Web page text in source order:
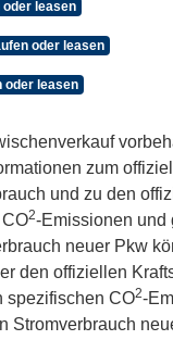
oder leasen
oder leasen
oder leasen
zum
und zu den
2-Emissionen und
neuer Pkw
den offiziellen
spezifischen CO2-
Stromverbrauch